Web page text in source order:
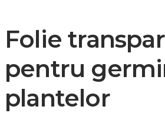
Folie
pentru
plantelor